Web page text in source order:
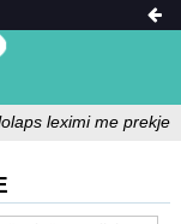
leximi me prekje